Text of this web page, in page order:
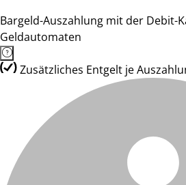
Bargeld-Auszahlung mit der Debit-
Geldautomaten
Zusätzliches Entgelt je